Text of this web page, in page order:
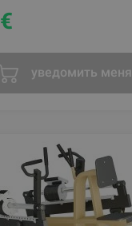
€
уведомить меня